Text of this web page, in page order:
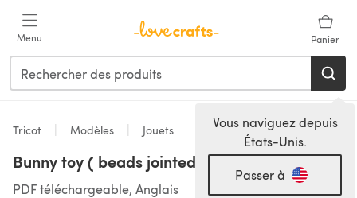
Menu Panier
Vous naviguez depuis
États-Unis.
Passer à
Tricot Modèles Jouets
Bunny toy ( beads jointed ) knitted flat
PDF téléchargeable, Anglais